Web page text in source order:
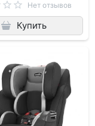
Нет отзывов
Купить